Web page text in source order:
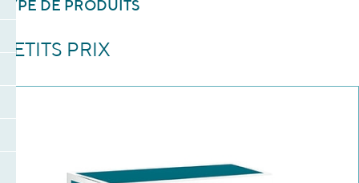
TYPE DE PRODUITS
PETITS PRIX